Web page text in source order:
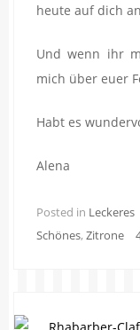
heute auf dich
Und wenn ihr
mich über euer
Habt es
Alena
Posted in Leckeres
Schönes, Zitrone